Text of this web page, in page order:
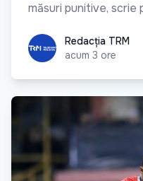
măsuri punitive, scrie
Redacția TRM
Redacția TRM
acum 3 ore